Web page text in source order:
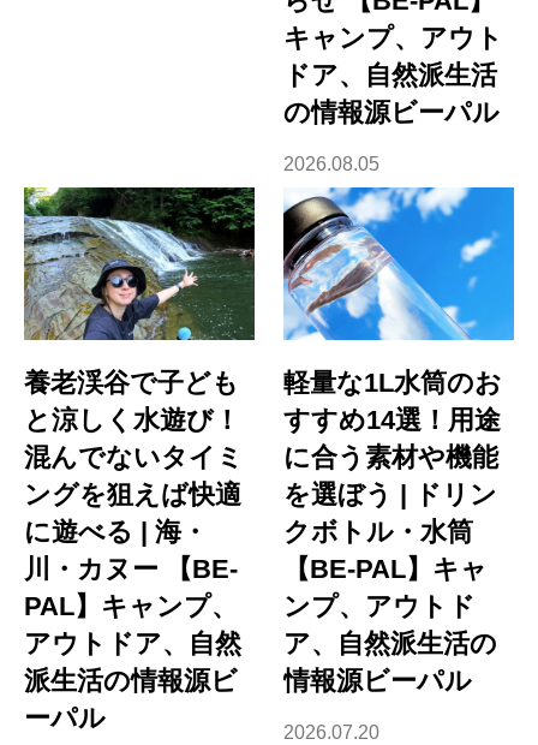
キャンプ、アウト
ドア、自然派生活
の情報源ビーパル
2026.08.05
養老渓谷で子ども
と涼しく水遊び！
混んでないタイミ
ングを狙えば快適
に遊べる | 海・
川・カヌー 【BE-
PAL】キャンプ、
アウトドア、自然
派生活の情報源ビ
ーパル
軽量な1L水筒のお
すすめ14選！用途
に合う素材や機能
を選ぼう | ドリン
クボトル・水筒
【BE-PAL】キャ
ンプ、アウトド
ア、自然派生活の
情報源ビーパル
2026.07.20